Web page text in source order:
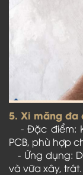
5. Xi măng đa
- Đặc điểm:
PCB, phù hợp
- Ứng dụng:
và vữa xây, trát.